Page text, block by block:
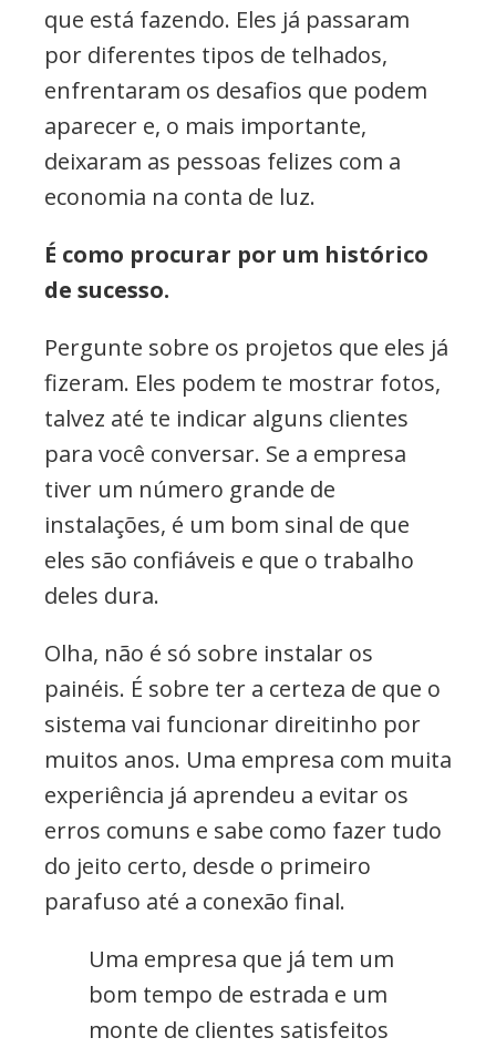
que está fazendo. Eles já passaram
por diferentes tipos de telhados,
enfrentaram os desafios que podem
aparecer e, o mais importante,
deixaram as pessoas felizes com a
economia na conta de luz.
É como procurar por um histórico
de sucesso.
Pergunte sobre os projetos que eles já
fizeram. Eles podem te mostrar fotos,
talvez até te indicar alguns clientes
para você conversar. Se a empresa
tiver um número grande de
instalações, é um bom sinal de que
eles são confiáveis e que o trabalho
deles dura.
Olha, não é só sobre instalar os
painéis. É sobre ter a certeza de que o
sistema vai funcionar direitinho por
muitos anos. Uma empresa com muita
experiência já aprendeu a evitar os
erros comuns e sabe como fazer tudo
do jeito certo, desde o primeiro
parafuso até a conexão final.
Uma empresa que já tem um
bom tempo de estrada e um
monte de clientes satisfeitos